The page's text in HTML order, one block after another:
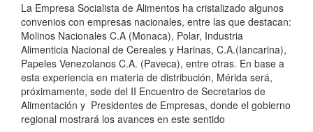
La Empresa Socialista de Alimentos ha cristalizado algunos
convenios con empresas nacionales, entre las que destacan:
Molinos Nacionales C.A (Monaca), Polar, Industria
Alimenticia Nacional de Cereales y Harinas, C.A.(Iancarina),
Papeles Venezolanos C.A. (Paveca), entre otras. En base a
esta experiencia en materia de distribución, Mérida será,
próximamente, sede del II Encuentro de Secretarios de
Alimentación y Presidentes de Empresas, donde el gobierno
regional mostrará los avances en este sentido